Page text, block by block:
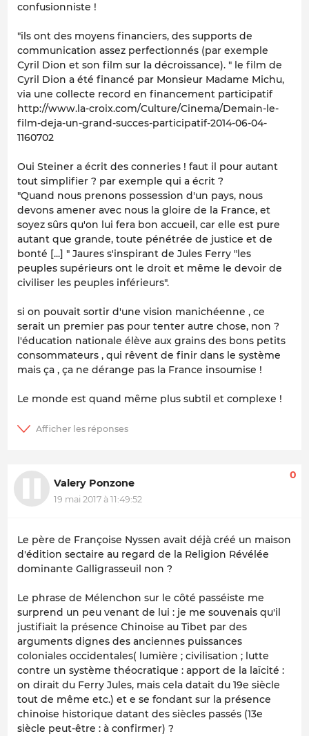
confusionniste !
"ils ont des moyens financiers, des supports de
communication assez perfectionnés (par exemple
Cyril Dion et son film sur la décroissance). " le film de
Cyril Dion a été financé par Monsieur Madame Michu,
via une collecte record en financement participatif
http://www.la-croix.com/Culture/Cinema/Demain-le-
film-deja-un-grand-succes-participatif-2014-06-04-
1160702
Oui Steiner a écrit des conneries ! faut il pour autant
tout simplifier ? par exemple qui a écrit ?
"Quand nous prenons possession d'un pays, nous
devons amener avec nous la gloire de la France, et
soyez sûrs qu'on lui fera bon accueil, car elle est pure
autant que grande, toute pénétrée de justice et de
bonté [...] " Jaures s'inspirant de Jules Ferry "les
peuples supérieurs ont le droit et même le devoir de
civiliser les peuples inférieurs".
si on pouvait sortir d'une vision manichéenne , ce
serait un premier pas pour tenter autre chose, non ?
l'éducation nationale élève aux grains des bons petits
consommateurs , qui rêvent de finir dans le système
mais ça , ça ne dérange pas la France insoumise !
Le monde est quand même plus subtil et complexe !
Valery Ponzone
19 mai 2017 à 11:49:52
0
Le père de Françoise Nyssen avait déjà créé un maison
d'édition sectaire au regard de la Religion Révélée
dominante Galligrasseuil non ?
Le phrase de Mélenchon sur le côté passéiste me
surprend un peu venant de lui : je me souvenais qu'il
justifiait la présence Chinoise au Tibet par des
arguments dignes des anciennes puissances
coloniales occidentales( lumière ; civilisation ; lutte
contre un système théocratique : apport de la laïcité :
on dirait du Ferry Jules, mais cela datait du 19e siècle
tout de même etc.) et e se fondant sur la présence
chinoise historique datant des siècles passés (13e
siècle peut-être : à confirmer) ?